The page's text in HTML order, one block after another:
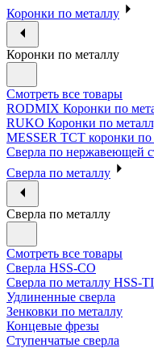
Коронки по металлу
Коронки по металлу
Смотреть все товары
RODMIX Коронки по
RUKO Коронки по
MESSER ТСТ коронки по
Сверла по нержавеющей
Сверла по металлу
Сверла по металлу
Смотреть все товары
Сверла HSS-CO
Сверла по металлу HSS-
Удлиненные сверла
Зенковки по металлу
Концевые фрезы
Ступенчатые сверла